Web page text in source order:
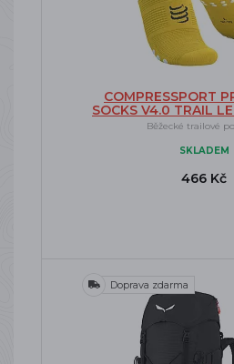
COMPRESSPORT
SOCKS V4.0 TRAIL
Běžecké trailové
SKLADEM
466 Kč
Doprava zdarma